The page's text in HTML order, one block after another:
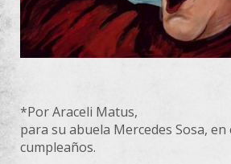
*Por Araceli Matus,
para su abuela Mercedes Sosa, en
cumpleaños.